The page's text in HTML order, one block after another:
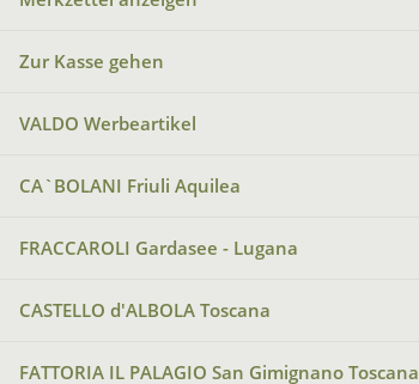
Zur Kasse gehen
VALDO Werbeartikel
CA`BOLANI Friuli Aquilea
FRACCAROLI Gardasee - Lugana
CASTELLO d'ALBOLA Toscana
FATTORIA IL PALAGIO San Gimignano Toscana